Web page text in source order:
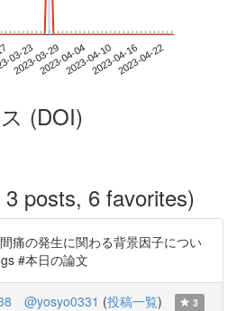
03-23
2023-03-292023-04-042023-04-102023-04-162023-04-22
(DOI)
posts, 6 favorites)
痛の発生に関わる背景因子につい
#本日の論文
@yosyo0331 (投稿一覧) 3